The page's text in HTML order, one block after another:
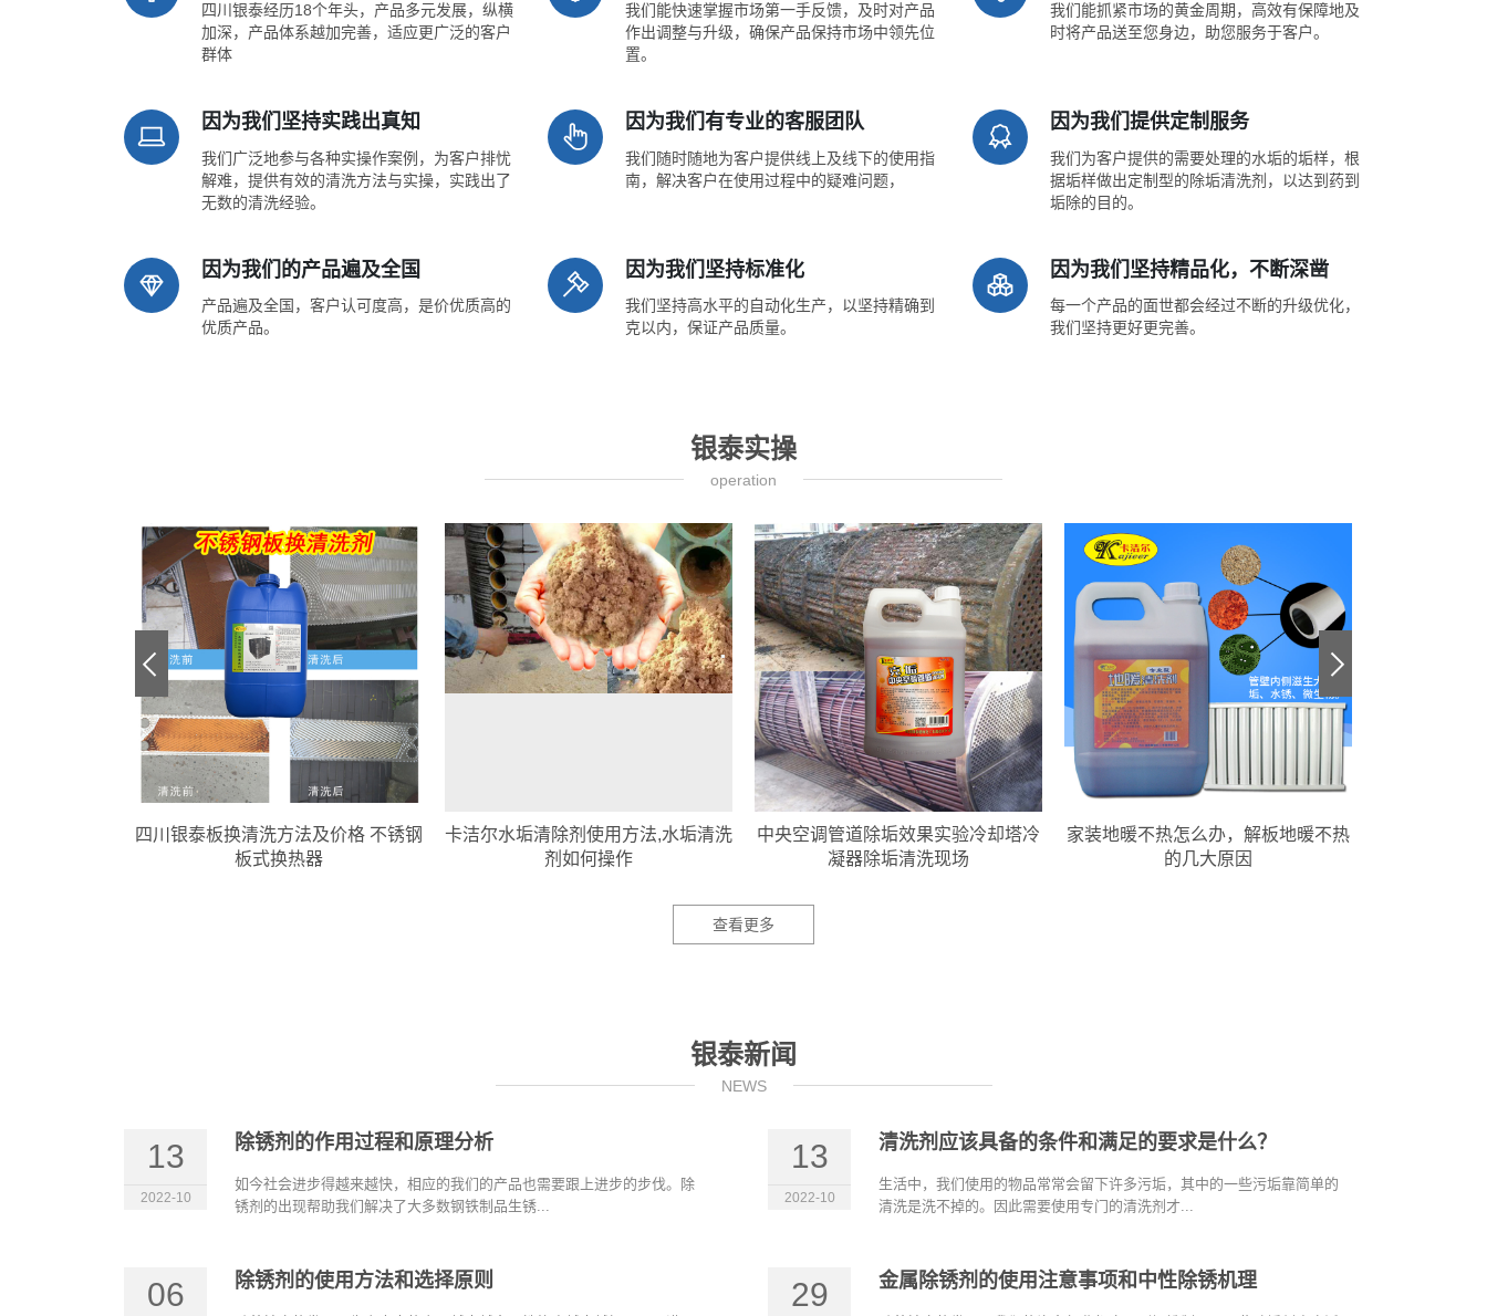
四川银泰经历18个年头，产品多元发展，纵横
加深，产品体系越加完善，适应更广泛的客户
群体
我们能快速掌握市场第一手反馈，及时对产品
作出调整与升级，确保产品保持市场中领先位
置。
我们能抓紧市场的黄金周期，高效有保障地及
时将产品送至您身边，助您服务于客户。
因为我们坚持实践出真知
我们广泛地参与各种实操作案例，为客户排忧
解难，提供有效的清洗方法与实操，实践出了
无数的清洗经验。
因为我们有专业的客服团队
我们随时随地为客户提供线上及线下的使用指
南，解决客户在使用过程中的疑难问题，
因为我们提供定制服务
我们为客户提供的需要处理的水垢的垢样，根
据垢样做出定制型的除垢清洗剂，以达到药到
垢除的目的。
因为我们的产品遍及全国
产品遍及全国，客户认可度高，是价优质高的
优质产品。
因为我们坚持标准化
我们坚持高水平的自动化生产，以坚持精确到
克以内，保证产品质量。
因为我们坚持精品化，不断深凿
每一个产品的面世都会经过不断的升级优化，
我们坚持更好更完善。
银泰实操
operation
方法及价格 不锈钢
卡洁尔水垢清除剂使用方法,水垢清洗
剂如何操作
中央空调管道除垢效果实验冷却塔冷
凝器除垢清洗现场
家装地暖不热怎么办，解板地暖不热
的几大原因
外墙清洗不再愁，除黄除尘去污好帮
手
查看更多
银泰新闻
NEWS
13
2022-10
除锈剂的作用过程和原理分析
如今社会进步得越来越快，相应的我们的产品也需要跟上进步的步伐。除
锈剂的出现帮助我们解决了大多数钢铁制品生锈...
13
2022-10
清洗剂应该具备的条件和满足的要求是什么？
生活中，我们使用的物品常常会留下许多污垢，其中的一些污垢靠简单的
清洗是洗不掉的。因此需要使用专门的清洗剂才...
06 除锈剂的使用方法和选择原则 29 金属除锈剂的使用注意事项和中性除锈机理